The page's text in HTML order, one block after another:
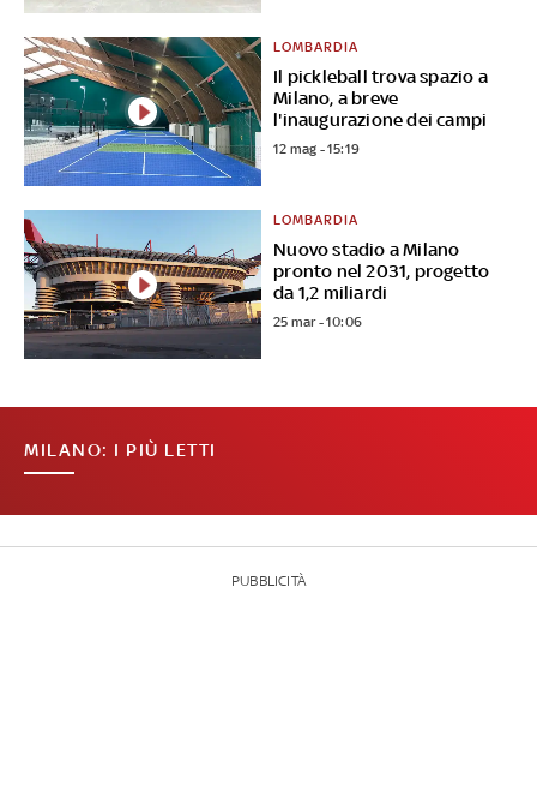
Il pickleball trova spazio a
Milano, a breve
l'inaugurazione dei campi
LOMBARDIA
12 mag - 15:19
Nuovo stadio a Milano
pronto nel 2031, progetto
da 1,2 miliardi
LOMBARDIA
25 mar - 10:06
MILANO: I PIÙ LETTI
PUBBLICITÀ